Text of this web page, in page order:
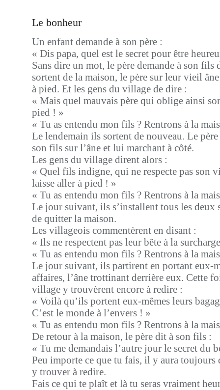
Le bonheur
Un enfant demande à son père :
« Dis papa, quel est le secret pour être
Sans dire un mot, le père demande à son fils
sortent de la maison, le père sur leur vieil
à pied. Et les gens du village de dire :
« Mais quel mauvais père qui oblige ainsi
pied ! »
« Tu as entendu mon fils ? Rentrons à la
Le lendemain ils sortent de nouveau. Le
son fils sur l’âne et lui marchant à côté.
Les gens du village dirent alors :
« Quel fils indigne, qui ne respecte pas son
laisse aller à pied ! »
« Tu as entendu mon fils ? Rentrons à la
Le jour suivant, ils s’installent tous les deux
de quitter la maison.
Les villageois commentèrent en disant :
« Ils ne respectent pas leur bête à la
« Tu as entendu mon fils ? Rentrons à la
Le jour suivant, ils partirent en portant eux-
affaires, l’âne trottinant derrière eux. Cette
village y trouvèrent encore à redire :
« Voilà qu’ils portent eux-mêmes leurs
C’est le monde à l’envers ! »
« Tu as entendu mon fils ? Rentrons à la
De retour à la maison, le père dit à son fils :
« Tu me demandais l’autre jour le secret du
Peu importe ce que tu fais, il y aura toujours
y trouver à redire.
Fais ce qui te plaît et là tu seras vraiment